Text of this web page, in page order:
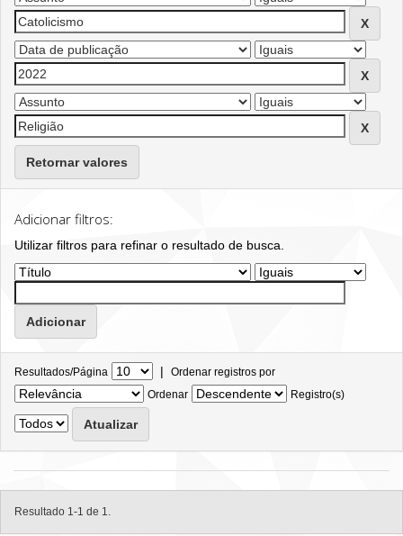
Retornar valores
Adicionar filtros:
Utilizar filtros para refinar o resultado de busca.
Resultados/Página | Ordenar registros por
Ordenar
Registro(s)
Resultado 1-1 de 1.